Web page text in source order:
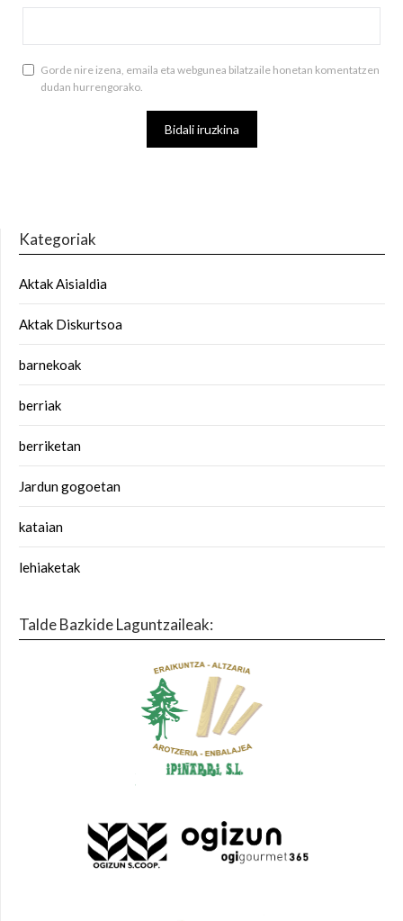
Gorde nire izena, emaila eta webgunea bilatzaile honetan komentatzen
dudan hurrengorako.
Kategoriak
Aktak Aisialdia
Aktak Diskurtsoa
barnekoak
berriak
berriketan
Jardun gogoetan
kataian
lehiaketak
Talde Bazkide Laguntzaileak: